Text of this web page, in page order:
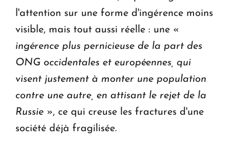
l'attention sur une forme d'ingérence moins
visible, mais tout aussi réelle : une «
ingérence plus pernicieuse de la part des
ONG occidentales et européennes, qui
visent justement à monter une population
contre une autre, en attisant le rejet de la
Russie », ce qui creuse les fractures d'une
société déjà fragilisée.